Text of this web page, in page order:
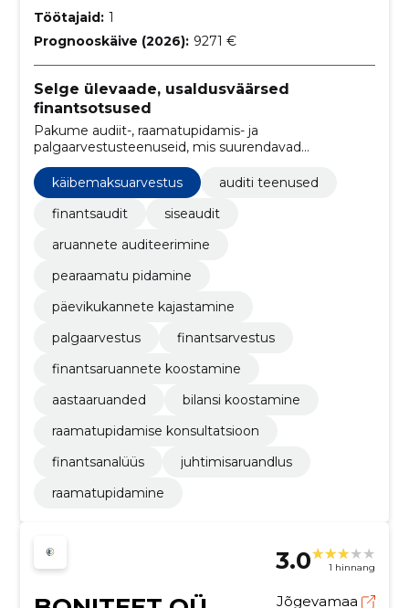
Töötajaid: 1
Prognooskäive (2026): 9271 €
Selge ülevaade, usaldusväärsed
finantsotsused
Pakume audiit-, raamatupidamis- ja
palgaarvestusteenuseid, mis suurendavad
finantsläbipaistvust, tagavad nõuetele vastavuse ning
toetavad juhtimisotsuseid usaldusväärse aruandluse
abil.
käibemaksuarvestus
auditi teenused
finantsaudit
siseaudit
aruannete auditeerimine
pearaamatu pidamine
päevikukannete kajastamine
palgaarvestus
finantsarvestus
finantsaruannete koostamine
aastaaruanded
bilansi koostamine
raamatupidamise konsultatsioon
finantsanalüüs
juhtimisaruandlus
raamatupidamine
3.0 1 hinnang
Jõgevamaa